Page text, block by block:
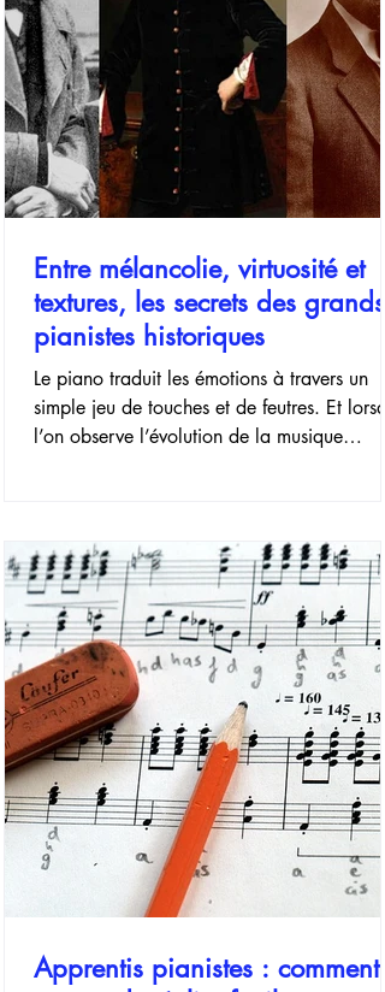
Entre mélancolie, virtuosité et
textures, les secrets des grands
pianistes historiques
Le piano traduit les émotions à travers un
simple jeu de touches et de feutres. Et
l’on observe l’évolution de la musique
des sensibilités de chacun, trois figures
incontournables se détachent par leur génie
révolutionnaire, ayant redéfini à la fois
l’écriture et l’interprétation instrumentale :
Frédéric Chopin, Franz Liszt et Claud
Apprentis pianistes : comment